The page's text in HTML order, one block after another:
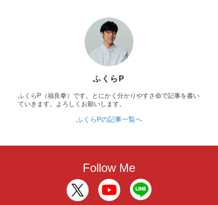
ふくらP
ふくらP（福良拳）です。とにかく分かりやすさ命で記事を書い
ていきます。よろしくお願いします。
ふくらPの記事一覧へ
Follow Me